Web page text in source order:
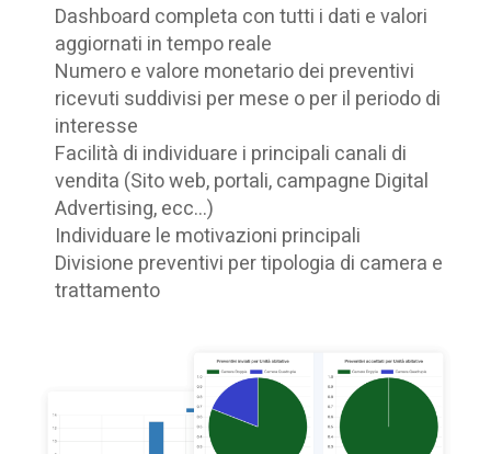
Dashboard completa con tutti i dati e valori
aggiornati in tempo reale
Numero e valore monetario dei preventivi
ricevuti suddivisi per mese o per il periodo di
interesse
Facilità di individuare i principali canali di
vendita (Sito web, portali, campagne Digital
Advertising, ecc...)
Individuare le motivazioni principali
Divisione preventivi per tipologia di camera e
trattamento